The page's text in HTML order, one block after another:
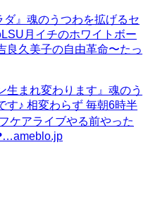
』 魂のうつわを拡げるセ
月イチのホワイトボー
良久美子の自由革命〜たっ
生まれ変わります』 魂のう
す♪ 相変わらず 毎朝6時半
ケアライブやる前やった
ameblo.jp